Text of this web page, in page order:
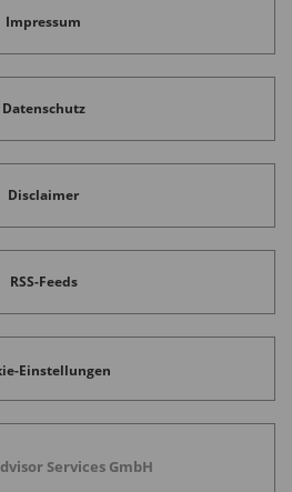
Impressum
Datenschutz
Disclaimer
RSS-Feeds
Einstellungen
Services GmbH